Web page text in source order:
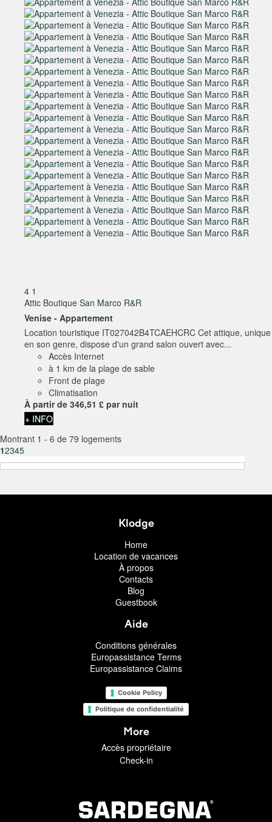
4 1
Attic Boutique San Marco R&R
Venise - Appartement
Location touristique IT027042B4TCAEHCRC Cet attique, unique
en son genre, dispose d'un grand salon ouvert avec...
Accès Internet
à 1 km de la plage de sable
Front de plage
Climatisation
À partir de 346,51 £ par nuit
+ INFO
Montrant 1 - 6 de 79 logements
12345
Klodge
Home
Location de vacances
À propos
Contacts
Blog
Guestbook
Aide
Conditions générales
Europassistance Terms
Europassistance Claims
Cookie Policy
Politique de confidentialité
More
Accès propriétaire
Check-in